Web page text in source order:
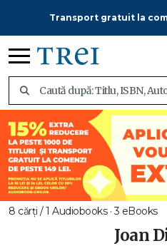
Transport gratuit la
8 cărți / 1 Audiobooks · 3 eBooks
Joan